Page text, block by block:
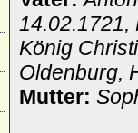
14.02.1721,
König
Oldenburg,
Mutter: